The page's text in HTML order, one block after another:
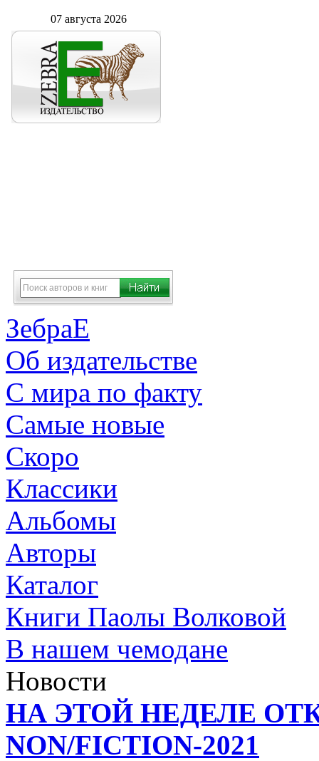
07 августа 2026
ЗебраЕ
Об издательстве
С мира по факту
Самые новые
Скоро
Классики
Альбомы
Авторы
Каталог
Книги Паолы Волковой
В нашем чемодане
Новости
НА ЭТОЙ НЕДЕЛЕ
NON/FICTION-2021